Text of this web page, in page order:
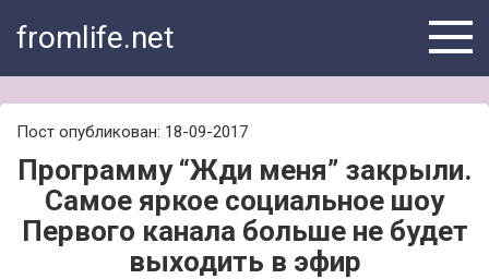
fromlife.net
Пост опубликован: 18-09-2017
Программу “Жди меня” закрыли.
Самое яркое социальное шоу
Первого канала больше не будет
выходить в эфир